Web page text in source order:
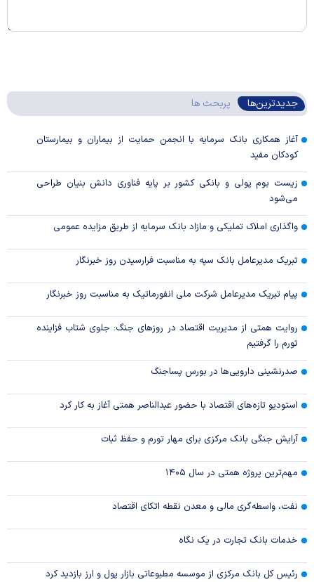
جدیدترین‌ها پربحث ها
آغاز همکاری بانک سرمایه با انجمن حمایت از بیماران و بیمارستان
کودکان مفید
زیست بوم پولی و بانکی کشور بر پایه فناوری دانش بنیان طراحی
می‌شود
واگذاری املاک تملیکی و مازاد بانک سرمایه از طریق مزایده عمومی
تبریک مدیرعامل بانک سپه به مناسبت فرارسیدن روز خبرنگار
پیام تبریک مدیرعامل شرکت ملی انفورماتیک به مناسبت روز خبرنگار
روایت همتی از مدیریت اقتصاد در روزهای جنگ: جلوی شتاب فزاینده
تورم را گرفتیم
صدرنشینی دارویی‌ها در بورس پساجنگ
استودیو تازه‌های اقتصاد با حضور عبدالناصر همتی آغاز به کار کرد
آرایش جنگی بانک مرکزی برای مهار تورم و حفظ ثبات
مهم‌ترین پروژه همتی در سال ۱۴۰۵
نفت، واسطه‌گری مالی و معدن نقطه اتکای اقتصاد
خدمات بانک تجارت در یک نگاه
رئیس کل بانک مرکزی از موسسه مطبوعاتی بازار پول و ارز بازدید کرد